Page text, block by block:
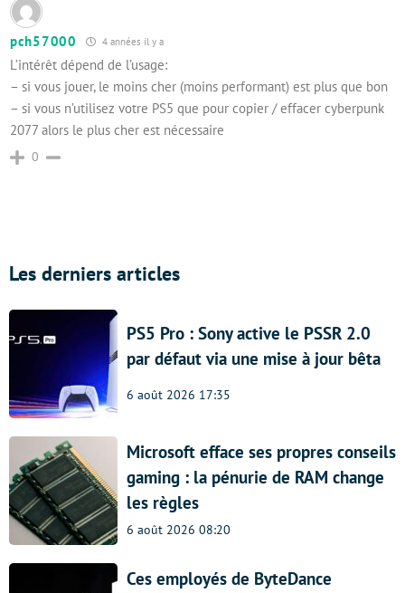
pch57000 4 années il y a
L’intérêt dépend de l’usage:
– si vous jouer, le moins cher (moins performant) est plus que bon
– si vous n’utilisez votre PS5 que pour copier / effacer cyberpunk
2077 alors le plus cher est nécessaire
0
Les derniers articles
PS5 Pro : Sony active le PSSR 2.0
par défaut via une mise à jour bêta
6 août 2026 17:35
Microsoft efface ses propres conseils
gaming : la pénurie de RAM change
les règles
6 août 2026 08:20
Ces employés de ByteDance